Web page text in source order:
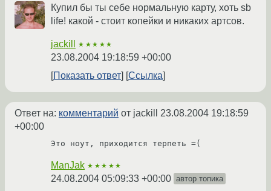
Купил бы ты себе нормальную карту, хоть sb
life! какой - стоит копейки и никаких артсов.
jackill ★★★★★
23.08.2004 19:18:59 +00:00
Показать ответ
Ссылка
Ответ на: комментарий от jackill 23.08.2004 19:18:59
+00:00
Это ноут, приходится терпеть =(
ManJak ★★★★★
24.08.2004 05:09:33 +00:00 автор топика